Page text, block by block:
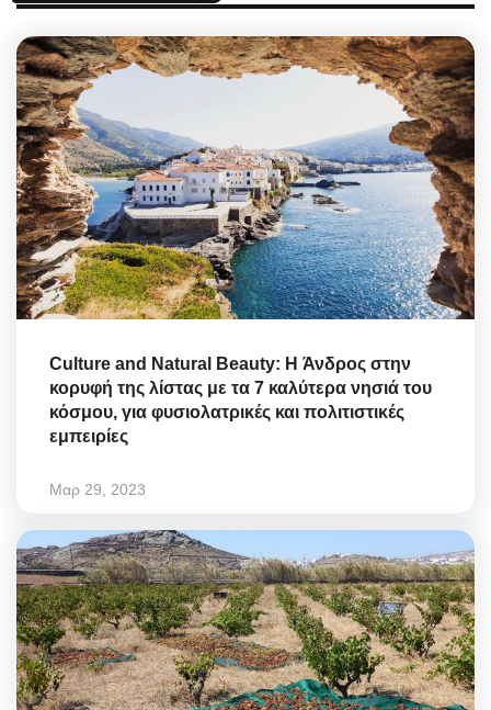
Culture and Natural Beauty: H Άνδρος στην
κορυφή της λίστας με τα 7 καλύτερα νησιά του
κόσμου, για φυσιολατρικές και πολιτιστικές
εμπειρίες
Μαρ 29, 2023